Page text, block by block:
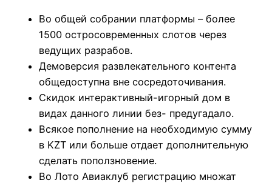
Во общей собрании платформы – более
1500 остросовременных слотов через
ведущих разрабов.
Демоверсия развлекательного контента
общедоступна вне сосредоточивания.
Скидок интерактивный-игорный дом в
видах данного линии без- предугадало.
Всякое пополнение на необходимую сумму
в KZT или больше отдает дополнительную
сделать поползновение.
Во Лото Авиаклуб регистрацию множат